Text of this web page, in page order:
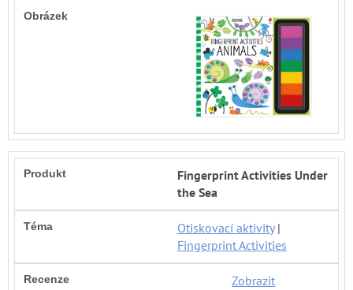
Fingerprint Activities Under
the Sea
Otiskovací aktivity|
Fingerprint Activities
Zobrazit